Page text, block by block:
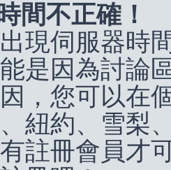
間不正確！
現伺服器時
是因為討論
，您可以在
紐約、雪梨
註冊會員才